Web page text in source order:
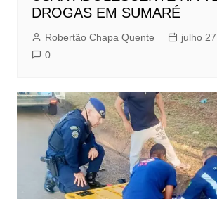
DROGAS EM SUMARÉ
Robertão Chapa Quente
julho
0